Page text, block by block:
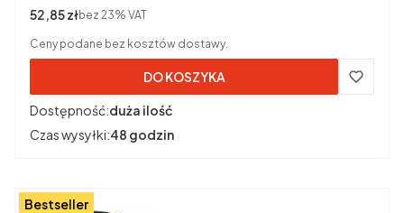
Cena netto
52,85 złbez 23% VAT
Ceny podane bez kosztów dostawy.
DO KOSZYKA
Dostępność:duża ilość
Czas wysyłki:48 godzin
Bestseller